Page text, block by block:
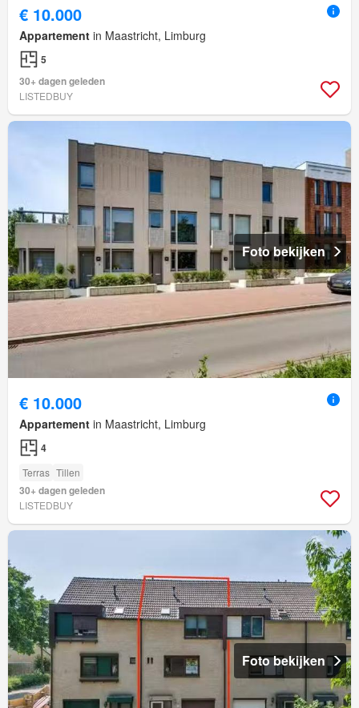
€ 10.000
Appartement in Maastricht, Limburg
5
30+ dagen geleden
LISTEDBUY
Foto bekijken
€ 10.000
Appartement in Maastricht, Limburg
4
Terras Tillen
30+ dagen geleden
LISTEDBUY
Foto bekijken